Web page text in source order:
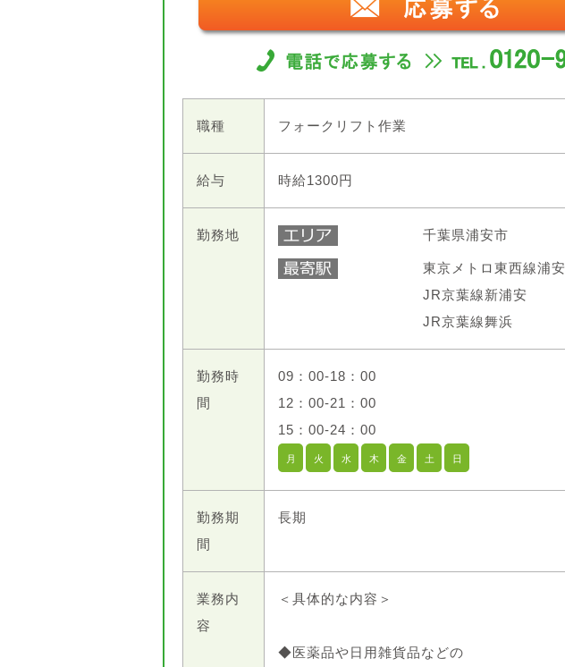
職種 フォークリフト作業
給与 時給1300円
勤務地 千葉県浦安市
東京メトロ東西線浦安
JR京葉線新浦安
JR京葉線舞浜
勤務時
間
09：00-18：00
12：00-21：00
15：00-24：00
月 火 水 木 金 土 日
勤務期
間
長期
業務内
容
＜具体的な内容＞
◆医薬品や日用雑貨品などの